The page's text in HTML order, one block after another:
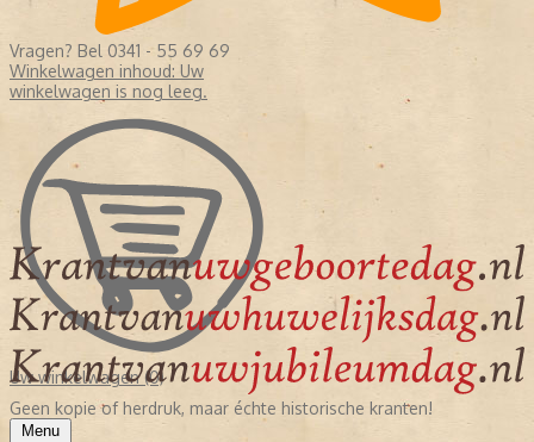
Vragen? Bel 0341 - 55 69 69
Winkelwagen inhoud: Uw
winkelwagen is nog leeg.
Uw winkelwagen (0)
Geen kopie of herdruk, maar échte historische kranten!
Menu